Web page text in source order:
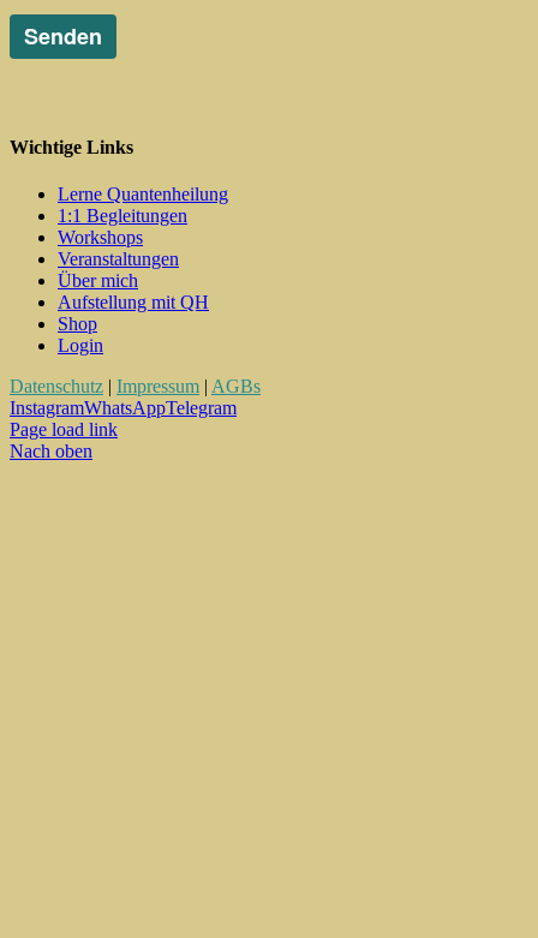
Wichtige Links
Lerne Quantenheilung
1:1 Begleitungen
Workshops
Veranstaltungen
Über mich
Aufstellung mit QH
Shop
Login
Datenschutz | Impressum | AGBs
InstagramWhatsAppTelegram
Page load link
Nach oben